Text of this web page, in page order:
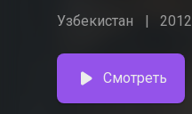
Узбекистан 2012
Смотреть